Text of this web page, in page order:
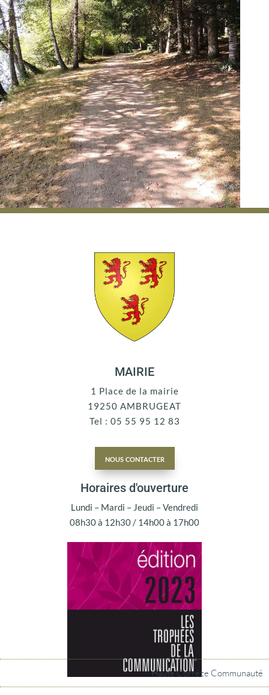
MAIRIE
1 Place de la mairie
19250 AMBRUGEAT
Tel : 05 55 95 12 83
nous contacter
Horaires d'ouverture
Lundi – Mardi – Jeudi – Vendredi
08h30 à 12h30 / 14h00 à 17h00
Haute Corrèze Communauté